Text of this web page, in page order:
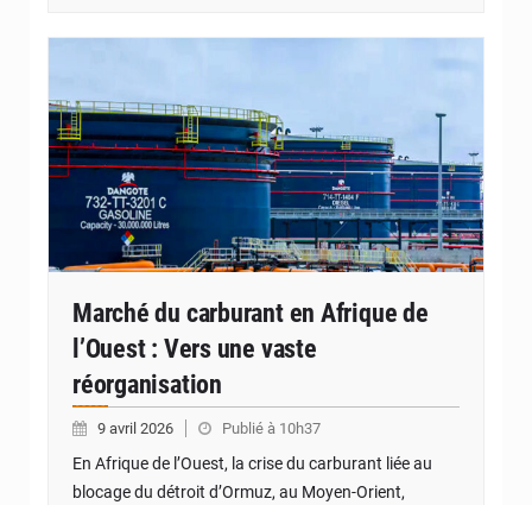
Marché du carburant en Afrique de
l’Ouest : Vers une vaste
réorganisation
9 avril 2026 Publié à 10h37
En Afrique de l’Ouest, la crise du carburant liée au
blocage du détroit d’Ormuz, au Moyen-Orient,